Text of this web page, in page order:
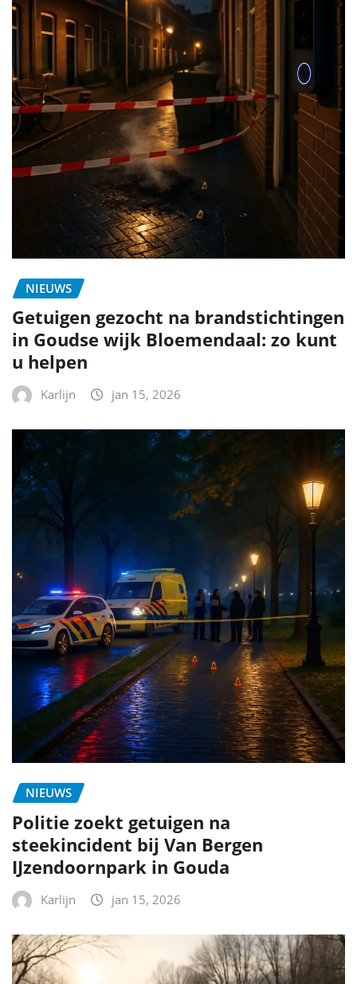
NIEUWS
Getuigen gezocht na brandstichtingen
in Goudse wijk Bloemendaal: zo kunt
u helpen
Karlijn jan 15, 2026
NIEUWS
Politie zoekt getuigen na
steekincident bij Van Bergen
IJzendoornpark in Gouda
Karlijn jan 15, 2026